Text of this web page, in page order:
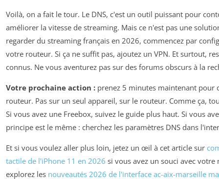
Voilà, on a fait le tour. Le DNS, c'est un outil puissant pour
améliorer la vitesse de streaming. Mais ce n'est pas une
regarder du streaming français en 2026, commencez par
votre routeur. Si ça ne suffit pas, ajoutez un VPN. Et surtout,
connus. Ne vous aventurez pas sur des forums obscurs à la
Votre prochaine action : prenez 5 minutes maintenant pour
routeur. Pas sur un seul appareil, sur le routeur. Comme ça,
Si vous avez une Freebox, suivez le guide plus haut. Si vous
principe est le même : cherchez les paramètres DNS dans
Et si vous voulez aller plus loin, jetez un œil à cet article sur
tactile de l'iPhone 11 en 2026 si vous avez un souci avec
explorez les nouveautés 2026 de l'interface ac-aix-marseille